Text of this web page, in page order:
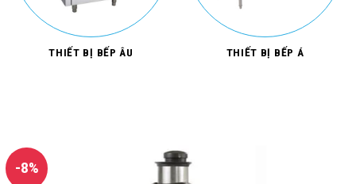
THIẾT BỊ BẾP ÂU THIẾT BỊ BẾP Á
-8%